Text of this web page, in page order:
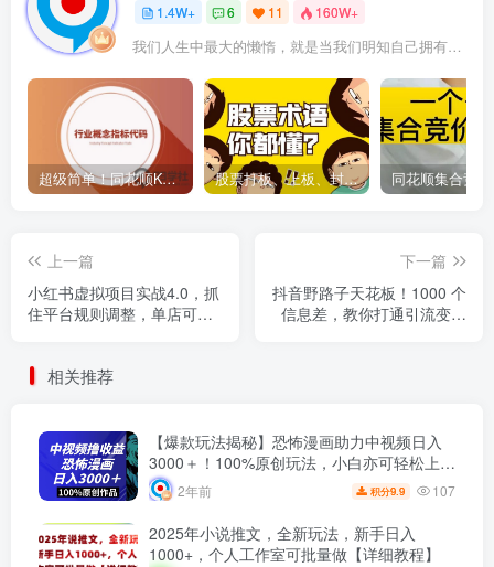
1.4W+ 6 11 160W+
我们人生中最大的懒惰，就是当我们明知自己拥有作出选择的能力，却不去主动改变而是放任它的生活态度
超级简单！同花顺K线界面显示行业概念指标代码图解 股票打板、上板、封板、翘板、炸板是什么意思？炒股你必须懂的暗语！
上一篇
小红书虚拟项目实战4.0，抓
住平台规则调整，单店可日
下一篇
抖音野路子天花板！1000 个
信息差，教你打通引流变现
相关推荐
【爆款玩法揭秘】恐怖漫画助力中视频日入
3000＋！100%原创玩法，小白亦可轻松上
手！2年前 积分9.9 107
2025年小说推文，全新玩法，新手日入
1000+，个人工作室可批量做【详细教程】